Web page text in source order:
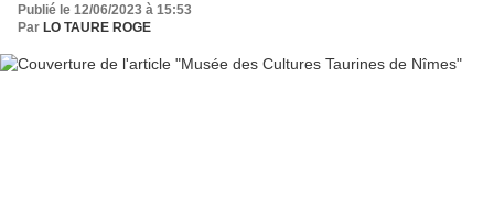
Publié le 12/06/2023 à 15:53
Par LO TAURE ROGE